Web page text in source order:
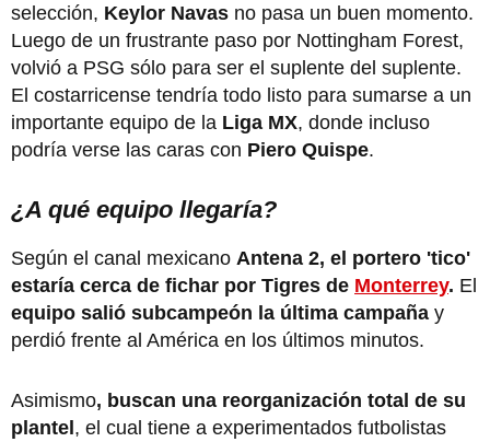
selección, Keylor Navas no pasa un buen momento.
Luego de un frustrante paso por Nottingham Forest,
volvió a PSG sólo para ser el suplente del suplente.
El costarricense tendría todo listo para sumarse a un
importante equipo de la Liga MX, donde incluso
podría verse las caras con Piero Quispe.
¿A qué equipo llegaría?
Según el canal mexicano Antena 2, el portero 'tico'
estaría cerca de fichar por Tigres de Monterrey. El
equipo salió subcampeón la última campaña y
perdió frente al América en los últimos minutos.
Asimismo, buscan una reorganización total de su
plantel, el cual tiene a experimentados futbolistas